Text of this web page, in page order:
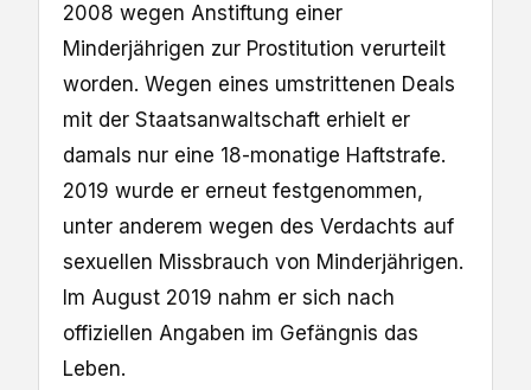
2008 wegen Anstiftung einer
Minderjährigen zur Prostitution verurteilt
worden. Wegen eines umstrittenen Deals
mit der Staatsanwaltschaft erhielt er
damals nur eine 18-monatige Haftstrafe.
2019 wurde er erneut festgenommen,
unter anderem wegen des Verdachts auf
sexuellen Missbrauch von Minderjährigen.
Im August 2019 nahm er sich nach
offiziellen Angaben im Gefängnis das
Leben.